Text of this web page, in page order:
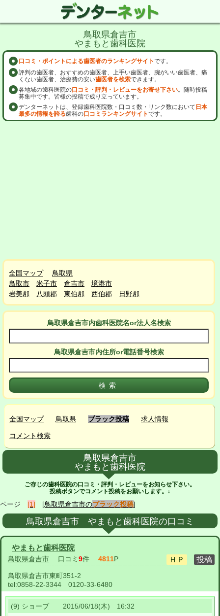
鳥取県倉吉市
やまもと歯科医院
口コミ・ポイントによる歯医者のランキングサイトです。
評判の歯医者、おすすめの歯医者、上手い歯医者、腕がいい歯医者、痛
くない歯医者、治療費の安い歯医者を検索できます。
各地域の歯科医院の口コミ・評判・レビューをお寄せ下さい。随時投稿
募集中です。皆様の投稿で成り立っています。
デンターネットは、登録歯科医院数・口コミ数・リンク数において 日本
最多の情報を誇る歯科の口コミランキングサイトです。
全国マップ
鳥取県
鳥取市
米子市 倉吉市
境港市
岩美郡
八頭郡 東伯郡 西伯郡 日野郡
鳥取県倉吉市内歯科医院名or法人名検索
鳥取県倉吉市内住所or電話番号検索
全国マップ 鳥取県 ブラック投稿 求人情報
コメント検索
鳥取県倉吉市
やまもと歯科医院
ご存じの歯科医院の口コミ・評判・レビューをお知らせ下さい。
投稿ボタンでコメント投稿をお願いします。↓
ページ [1] [鳥取県倉吉市のブラック投稿]
鳥取県倉吉市 やまもと歯科医院の口コミ
やまもと歯科医院
鳥取県倉吉市 口コミ 9件 4811P
鳥取県倉吉市東町351-2
tel:0858-22-3344 0120-33-6480
(9) ショーブ 2015/06/18(木) 16:32